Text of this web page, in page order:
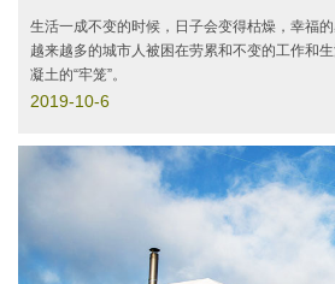
生活一成不变的时候，日子会变得枯燥，幸福
越来越多的城市人被困在劳累和不变的工作和
凝土的“牢笼”。
2019-10-6